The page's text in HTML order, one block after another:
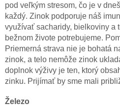
pod veľkým stresom, čo je v
každý. Zinok podporuje náš
využívať sacharidy, bielkoviny a
bežnom živote potrebujeme.
Priemerná strava nie je bohatá
zinok, a telo nemôže zinok
doplnok výživy je ten, ktorý
zinku. Prijímať by sme mali
Železo